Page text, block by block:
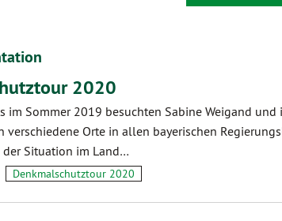
2020
im Sommer 2019 besuchten Sabine Weigand und
verschiedene Orte in allen bayerischen
Situation im Land…
Denkmalschutztour 2020